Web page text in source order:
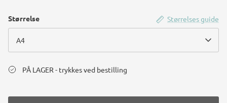
Størrelses guide
Størrelse
A4
PÅ LAGER - trykkes ved bestilling